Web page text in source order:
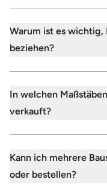
Warum ist es wichtig,
beziehen?
In welchen
verkauft?
Kann ich mehrere
oder bestellen?